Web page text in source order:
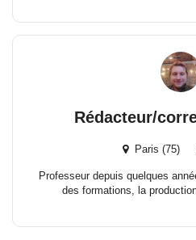
Rédacteur/
Paris (75)
Professeur depuis quelques
des formations, la